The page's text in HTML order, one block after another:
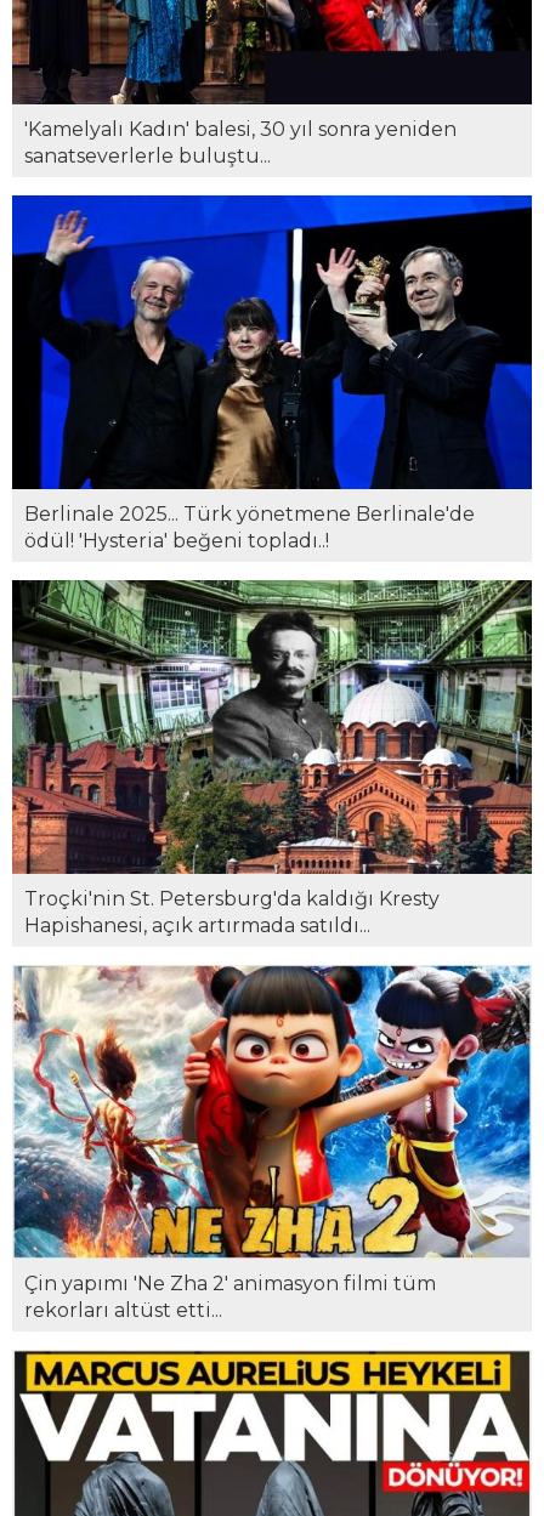
'Kamelyalı Kadın' balesi, 30 yıl sonra yeniden
sanatseverlerle buluştu...
Berlinale 2025... Türk yönetmene Berlinale'de
ödül! 'Hysteria' beğeni topladı..!
Troçki'nin St. Petersburg'da kaldığı Kresty
Hapishanesi, açık artırmada satıldı...
Çin yapımı 'Ne Zha 2' animasyon filmi tüm
rekorları altüst etti...